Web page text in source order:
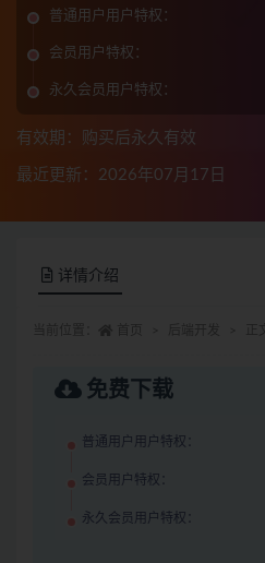
普通用户用户特权：
会员用户特权：
永久会员用户特权：
有效期：购买后永久有效
最近更新：2026年07月17日
详情介绍
免费下载
普通用户用户特权：
会员用户特权：
永久会员用户特权：